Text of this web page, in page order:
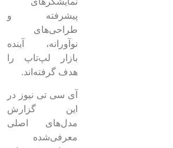
پیشرفته و
طراحی‌های
نوآورانه، آینده
بازار لپ‌تاپ را
هدف گرفته‌اند.
آی سی تی نیوز در
این گزارش
مدل‌های اصلی
معرفی‌شده